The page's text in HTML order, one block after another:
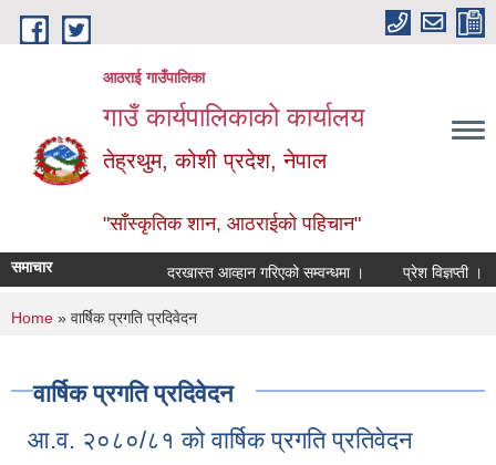
Skip to main content
आठराई गाउँपालिका
गाउँ कार्यपालिकाको कार्यालय
तेह्रथुम, कोशी प्रदेश, नेपाल
"साँस्कृतिक शान, आठराईको पहिचान"
समाचार दरखास्त आव्हान गरिएको सम्वन्धमा । प्रेश विज्ञप्ती ।
You are here
Home » वार्षिक प्रगति प्रदिवेदन
वार्षिक प्रगति प्रदिवेदन
आ.व. २०८०/८१ को वार्षिक प्रगति प्रतिवेदन